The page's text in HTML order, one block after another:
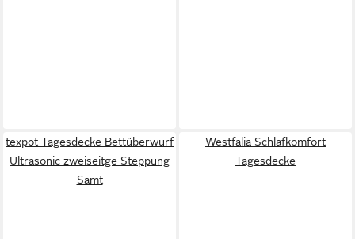
texpot Tagesdecke Bettüberwurf
Ultrasonic zweiseitge Steppung
Samt
Westfalia Schlafkomfort
Tagesdecke